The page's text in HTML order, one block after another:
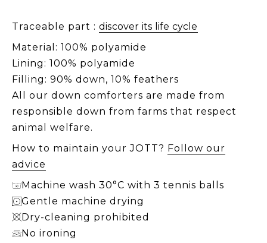
Traceable part : discover its life cycle
Material: 100% polyamide
Lining: 100% polyamide
Filling: 90% down, 10% feathers
All our down comforters are made from
responsible down from farms that respect
animal welfare.
How to maintain your JOTT? Follow our
advice
Machine wash 30°C with 3 tennis balls
Gentle machine drying
Dry-cleaning prohibited
No ironing